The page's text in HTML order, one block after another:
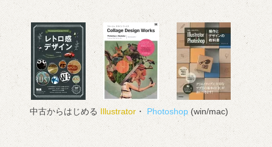
中古からはじめる Illustrator ・Photoshop (win/mac)